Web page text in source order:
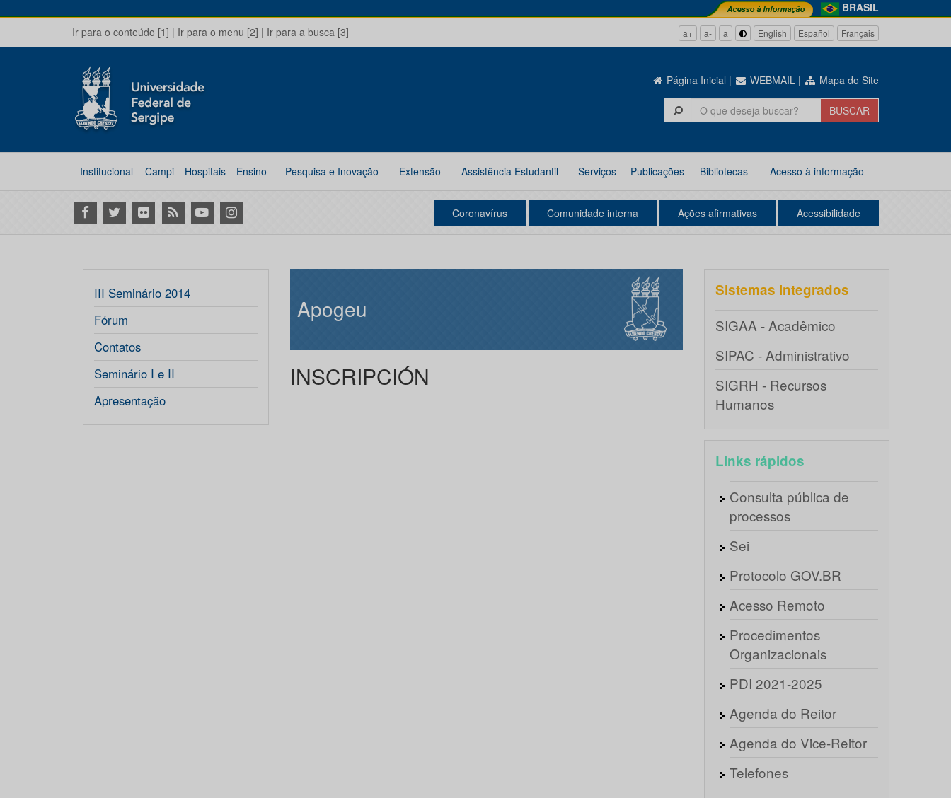
BRASIL
Ir para o conteúdo [1] | Ir para o menu [2] | Ir para a busca [3] a+ a- a English Español Français
Página Inicial | WEBMAIL | Mapa do Site
Institucional Campi Hospitais Ensino Pesquisa e Inovação Extensão Assistência Estudantil Serviços Publicações Bibliotecas Acesso à informação
Facebook
Twitter Flickr RSS YoutubeInstagram Coronavírus Comunidade interna Ações afirmativas Acessibilidade
III Seminário 2014
Fórum
Contatos
Seminário I e II
Apresentação
Apogeu
INSCRIPCIÓN
Sistemas integrados
SIGAA - Acadêmico
SIPAC - Administrativo
SIGRH - Recursos
Humanos
Links rápidos
Consulta pública de
processos
Sei
Protocolo GOV.BR
Acesso Remoto
Procedimentos
Organizacionais
PDI 2021-2025
Agenda do Reitor
Agenda do Vice-Reitor
Telefones